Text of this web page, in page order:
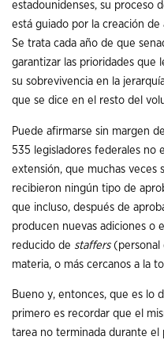
estadounidenses, su proceso
está guiado por la creación de
Se trata cada año de que
garantizar las prioridades que
su sobrevivencia en la
que se dice en el resto del
Puede afirmarse sin margen
535 legisladores federales no
extensión, que muchas veces
recibieron ningún tipo de
que incluso, después de
producen nuevas adiciones o
reducido de staffers (personal
materia, o más cercanos a la
Bueno y, entonces, que es lo
primero es recordar que el
tarea no terminada durante el